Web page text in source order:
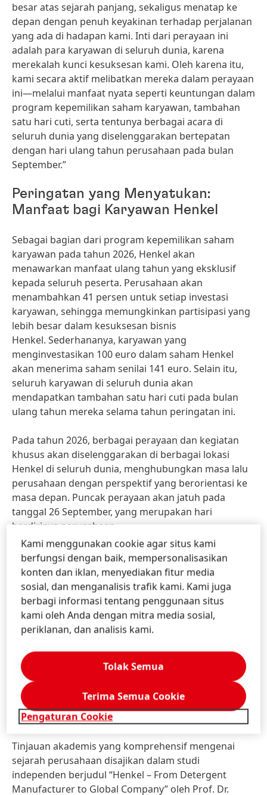
besar atas sejarah panjang, sekaligus menatap ke
depan dengan penuh keyakinan terhadap perjalanan
yang ada di hadapan kami. Inti dari perayaan ini
adalah para karyawan di seluruh dunia, karena
merekalah kunci kesuksesan kami. Oleh karena itu,
kami secara aktif melibatkan mereka dalam perayaan
ini—melalui manfaat nyata seperti keuntungan dalam
program kepemilikan saham karyawan, tambahan
satu hari cuti, serta tentunya berbagai acara di
seluruh dunia yang diselenggarakan bertepatan
dengan hari ulang tahun perusahaan pada bulan
September.”
Peringatan yang Menyatukan:
Manfaat bagi Karyawan Henkel
Sebagai bagian dari program kepemilikan saham
karyawan pada tahun 2026, Henkel akan
menawarkan manfaat ulang tahun yang eksklusif
kepada seluruh peserta. Perusahaan akan
menambahkan 41 persen untuk setiap investasi
karyawan, sehingga memungkinkan partisipasi yang
lebih besar dalam kesuksesan bisnis
Henkel. Sederhananya, karyawan yang
menginvestasikan 100 euro dalam saham Henkel
akan menerima saham senilai 141 euro. Selain itu,
seluruh karyawan di seluruh dunia akan
mendapatkan tambahan satu hari cuti pada bulan
ulang tahun mereka selama tahun peringatan ini.
Pada tahun 2026, berbagai perayaan dan kegiatan
khusus akan diselenggarakan di berbagai lokasi
Henkel di seluruh dunia, menghubungkan masa lalu
perusahaan dengan perspektif yang berorientasi ke
masa depan. Puncak perayaan akan jatuh pada
tanggal 26 September, yang merupakan hari
berdirinya perusahaan.
Tradisi dan Masa Depan: Henkel
Menapaki 150 Tahun Perjalanan
Perusahaan
Didirikan pada tahun 1876 di Aachen, Henkel telah
berkembang dari sebuah produsen deterjen berskala
terkemuka dan merek-merek kuat seperti Loctite,
Persil, dan Schwarzkopf. Saat ini, Henkel
mencatatkan penjualan tahunan lebih dari 21 miliar
euro dan mempekerjakan sekitar 47.000 karyawan di
seluruh dunia.
Tinjauan akademis yang komprehensif mengenai
sejarah perusahaan disajikan dalam studi
independen berjudul “Henkel – From Detergent
Manufacturer to Global Company” oleh Prof. Dr.
Kami menggunakan cookie agar situs kami
berfungsi dengan baik, mempersonalisasikan
konten dan iklan, menyediakan fitur media
sosial, dan menganalisis trafik kami. Kami juga
berbagi informasi tentang penggunaan situs
kami oleh Anda dengan mitra media sosial,
periklanan, dan analisis kami.
Pengaturan Cookie
Tolak Semua
Terima Semua Cookie